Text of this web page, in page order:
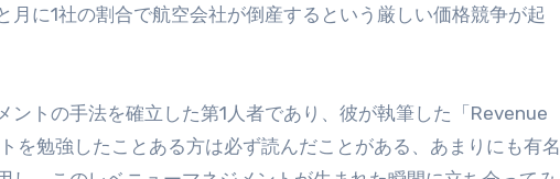
に1社の割合で航空会社が倒産するという厳しい価格競争が起
トの手法を確立した第1人者であり、彼が執筆した「Revenue
勉強したことある方は必ず読んだことがある、あまりにも有名